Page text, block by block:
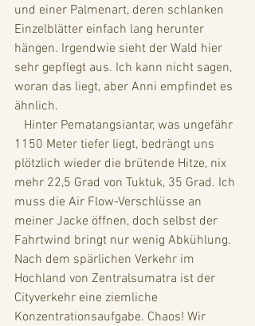
und einer Palmenart, deren schlanken
Einzelblätter einfach lang herunter
hängen. Irgendwie sieht der Wald hier
sehr gepflegt aus. Ich kann nicht sagen,
woran das liegt, aber Anni empfindet es
ähnlich.
1150 Meter tiefer liegt, bedrängt uns
plötzlich wieder die brütende Hitze, nix
mehr 22,5 Grad von Tuktuk, 35 Grad. Ich
muss die Air Flow-Verschlüsse an
meiner Jacke öffnen, doch selbst der
Fahrtwind bringt nur wenig Abkühlung.
Nach dem spärlichen Verkehr im
Hochland von Zentralsumatra ist der
Cityverkehr eine ziemliche
Konzentrationsaufgabe. Chaos! Wir